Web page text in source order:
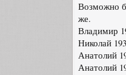
Возможно
же.
Владимир
Николай
Анатолий
Анатолий